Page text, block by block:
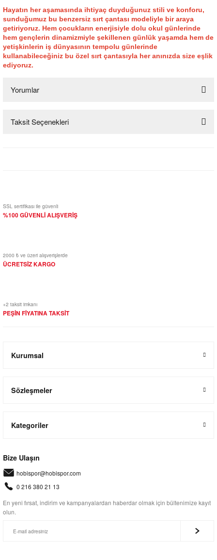
Hayatın her aşamasında ihtiyaç duyduğunuz stili ve konforu,
sunduğumuz bu benzersiz sırt çantası modeliyle bir araya
getiriyoruz. Hem çocukların enerjisiyle dolu okul günlerinde
hem gençlerin dinamizmiyle şekillenen günlük yaşamda hem de
yetişkinlerin iş dünyasının tempolu günlerinde
kullanabileceğiniz bu özel sırt çantasıyla her anınızda size eşlik
ediyoruz.
Yorumlar
Bu ürüne ilk yorumu siz yapın!
Taksit Seçenekleri
SSL sertifikası ile güvenli
%100 GÜVENLİ ALIŞVERİŞ
2000 ₺ ve üzeri alışverişlerde
ÜCRETSİZ KARGO
+2 taksit imkanı
PEŞİN FİYATINA TAKSİT
Kurumsal
Sözleşmeler
Kategoriler
Bize Ulaşın
hobispor@hobispor.com
0 216 380 21 13
En yeni fırsat, indirim ve kampanyalardan haberdar olmak için bültenimize kayıt
olun.